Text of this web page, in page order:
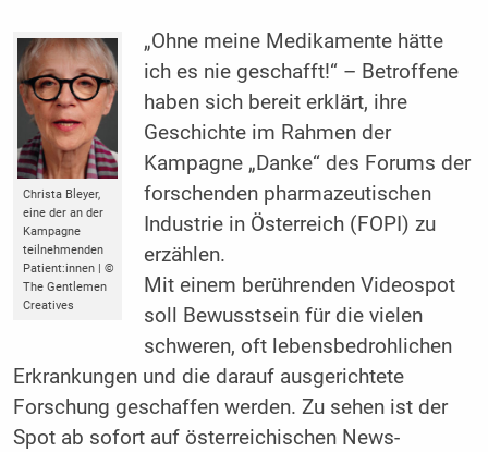
Christa Bleyer,
eine der an der
Kampagne
teilnehmenden
Patient:innen | ©
The Gentlemen
Creatives
„Ohne meine Medikamente hätte
ich es nie geschafft!“ – Betroffene
haben sich bereit ­erklärt, ihre
Geschichte im Rahmen der
Kampagne „Danke“ des Forums der
forschenden pharmazeutischen
Industrie in Österreich (FOPI) zu
erzählen.
Mit einem berührenden Videospot
soll ­Bewusstsein für die vielen
schweren, oft ­lebensbedrohlichen
Erkrankungen und die darauf ausgerichtete
Forschung geschaffen werden. Zu sehen ist der
Spot ab sofort auf österreichischen News-